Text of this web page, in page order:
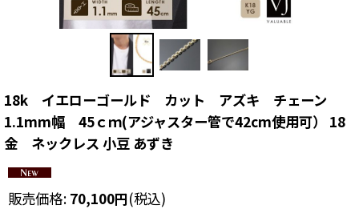
18k イエローゴールド カット アズキ チェーン
1.1mm幅 45ｃｍ(アジャスター管で42cm使用可） 18
金 ネックレス 小豆 あずき
販売価格: 70,100円(税込)